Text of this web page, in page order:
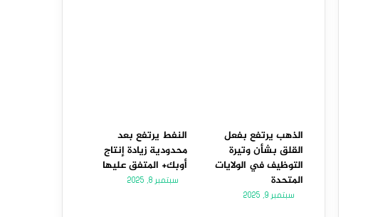
الذهب يرتفع بفعل
القلق بشأن وتيرة
التوظيف في الولايات
المتحدة
سبتمبر 9, 2025
النفط يرتفع بعد
محدودية زيادة إنتاج
أوبك+ المتفق عليها
سبتمبر 8, 2025